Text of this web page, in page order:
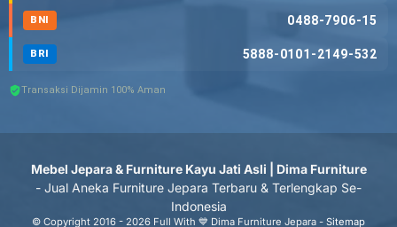
BNI 0488-7906-15
BRI 5888-0101-2149-532
Transaksi Dijamin 100% Aman
Mebel Jepara & Furniture Kayu Jati Asli | Dima Furniture
- Jual Aneka Furniture Jepara Terbaru & Terlengkap Se-
Indonesia
© Copyright 2016 - 2026 Full With 💙 Dima Furniture Jepara - Sitemap